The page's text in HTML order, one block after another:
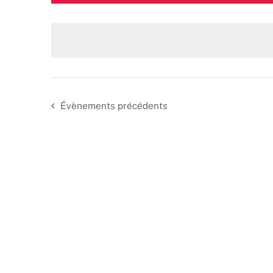
une
Évènements précédents